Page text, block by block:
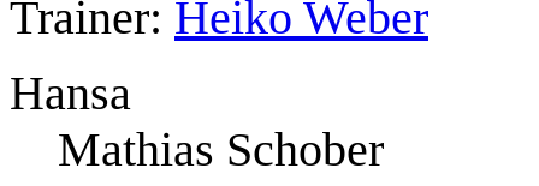
Trainer: Heiko Weber
Hansa
Mathias Schober